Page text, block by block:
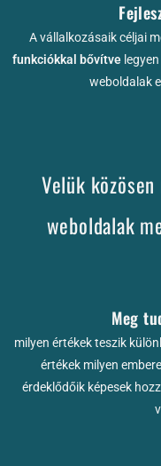
A vállalkozásaik céljai
funkciókkal bővítve
weboldalak
Velük
weboldalak
Meg
milyen értékek teszik
értékek milyen
érdeklődőik képesek